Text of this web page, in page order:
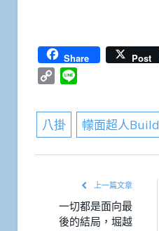
Share Post
Copy
八掛 幪面超人Build
上一篇文章
一切都是面向最
後的結局，堀越